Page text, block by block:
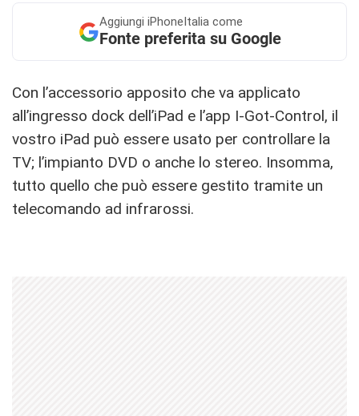
Aggiungi iPhoneItalia come
Fonte preferita su Google
Con l’accessorio apposito che va applicato
all’ingresso dock dell’iPad e l’app I-Got-Control, il
vostro iPad può essere usato per controllare la
TV; l’impianto DVD o anche lo stereo. Insomma,
tutto quello che può essere gestito tramite un
telecomando ad infrarossi.